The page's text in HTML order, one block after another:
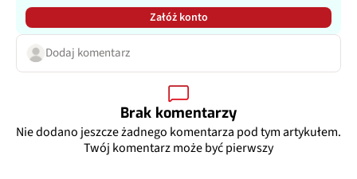
Załóż konto
Dodaj komentarz
Brak komentarzy
Nie dodano jeszcze żadnego komentarza pod tym artykułem.
Twój komentarz może być pierwszy